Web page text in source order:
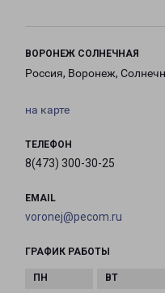
ВОРОНЕЖ СОЛНЕЧНАЯ
Россия, Воронеж,
на карте
ТЕЛЕФОН
8(473) 300-30-25
EMAIL
voronej@pecom.ru
ГРАФИК РАБОТЫ